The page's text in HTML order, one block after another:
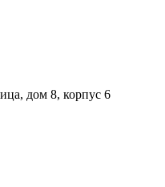
дом 8, корпус 6